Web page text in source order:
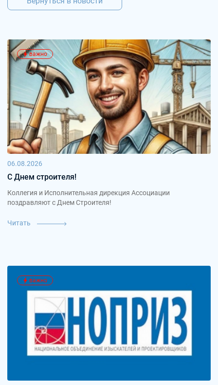
важно
06.08.2026
С Днем строителя!
Коллегия и Исполнительная дирекция Ассоциации
поздравляют с Днем Строителя!
Читать
важно